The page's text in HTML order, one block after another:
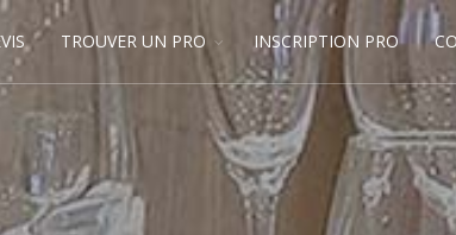
TROUVER UN PRO INSCRIPTION PRO